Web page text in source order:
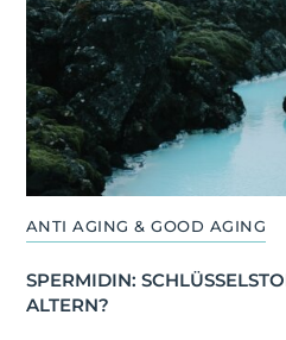
ANTI AGING & GOOD AGING
SPERMIDIN:
ALTERN?